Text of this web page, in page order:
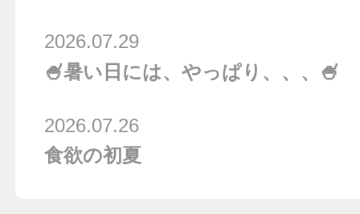
🍧暑い日には、やっぱり、、、🍧
2026.07.29
食欲の初夏
2026.07.26